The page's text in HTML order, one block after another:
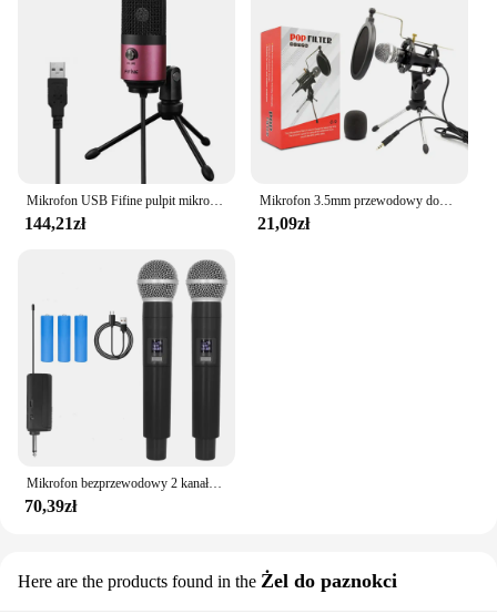
144,21zł
Mikrofon 3.5mm przewodowy domowy stereofoniczny mikrofon statyw teleskopowy do komputera YouTube wideo czat gier podcastingowych spotkanie
21,09zł
Mikrofon bezprzewodowy 2 kanały UHF o stałej częstotliwości mikrofon dynamiczny imprezowe spotkanie w kościele karaoke
70,39zł
Here are the products found in the Żel do paznokci